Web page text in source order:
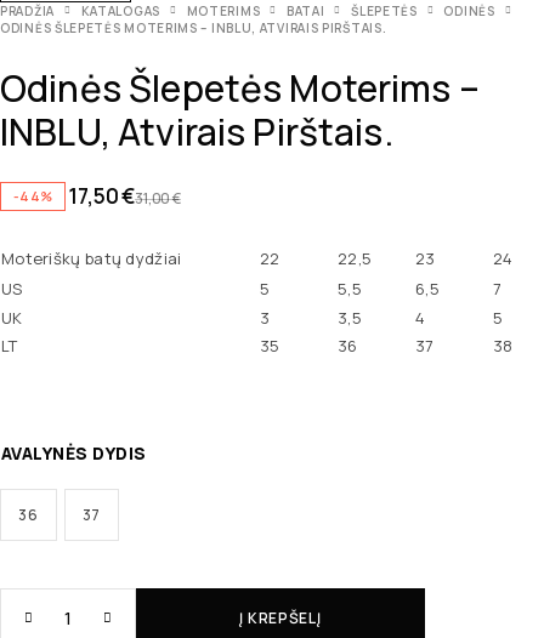
PRADŽIA KATALOGAS MOTERIMS BATAI ŠLEPETĖS
ODINĖS
ODINĖS ŠLEPETĖS MOTERIMS – INBLU, ATVIRAIS PIRŠTAIS.
Odinės Šlepetės Moterims –
INBLU, Atvirais Pirštais.
-44% 31,00€
17,50€
Moteriškų batų dydžiai 22 22,5 23
24
US
5 5,5 6,5
7
UK
3 3,5 4
5
LT
35 36 37 38
AVALYNĖS DYDIS
36 37
Į KREPŠELĮ